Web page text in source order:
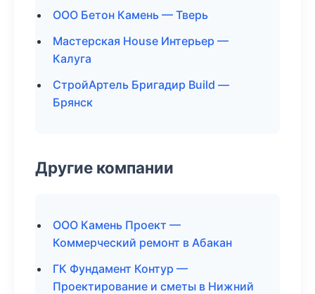
ООО Бетон Камень — Тверь
Мастерская House Интерьер —
Калуга
СтройАртель Бригадир Build —
Брянск
Другие компании
ООО Камень Проект —
Коммерческий ремонт в Абакан
ГК Фундамент Контур —
Проектирование и сметы в Нижний